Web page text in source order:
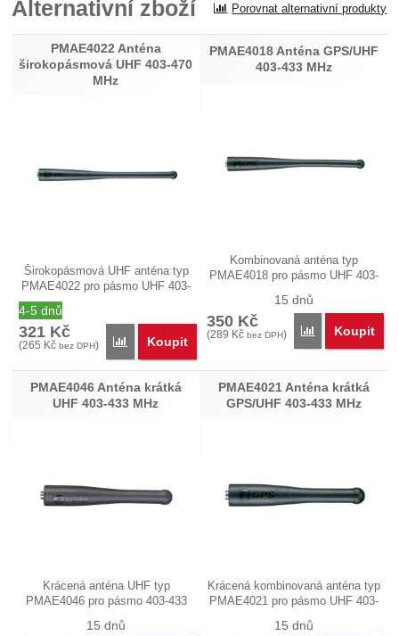
Alternativní zboží Porovnat alternativní produkty
PMAE4022 Anténa
širokopásmová UHF 403-470
MHz
Širokopásmová UHF anténa typ
PMAE4022 pro pásmo UHF 403-
4-5 dnů
321 Kč
(265 Kč bez DPH) Porovnat
Koupit
PMAE4018 Anténa GPS/UHF
403-433 MHz
Kombinovaná anténa typ
PMAE4018 pro pásmo UHF 403-
15 dnů
350 Kč
(289 Kč bez DPH) Porovnat
Koupit
PMAE4046 Anténa krátká
UHF 403-433 MHz
Krácená anténa UHF typ
PMAE4046 pro pásmo 403-433
15 dnů
PMAE4021 Anténa krátká
GPS/UHF 403-433 MHz
Krácená kombinovaná anténa typ
PMAE4021 pro pásmo UHF 403-
15 dnů